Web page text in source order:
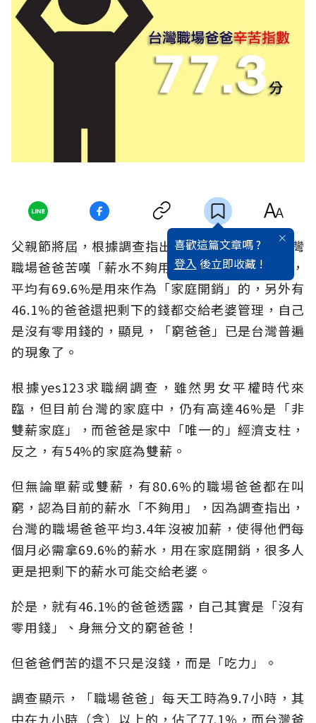
喜歡這篇文章嗎 ?
登入 後立即收藏 !
父親節將屆，根據調查指出，有高達80.6%的台灣
職場爸爸苦嘆「薪水不夠用」，尤其爸爸的薪水，
平均有69.6%是用來作為「家庭開銷」的，另外有
46.1%的爸爸還把剩下的錢都交給老婆管理，自己
是沒有零用錢的，顯見，「窮爸爸」已是台灣普遍
的現象了。
根據yes123求職網調查，雖然男女平權時代來
臨，但目前台灣的家庭中，仍有高達46%是「非
雙薪家庭」，而爸爸是家中「唯一的」經濟支柱，
反之，有54%的家庭為雙薪。
但無論單薪或雙薪，有80.6%的職場爸爸都在叫
窮，認為目前的薪水「不夠用」，因為調查指出，
台灣的職場爸爸平均3.4年沒被加薪，使得他們每
個月必需拿69.6%的薪水，用在家庭開銷，很多人
更是把剩下的薪水可能交給老婆。
於是，就有46.1%的爸爸透露，自己其實是「沒有
零用錢」、身無分文的窮爸爸！
但爸爸們苦的還不只是沒錢，而是「吃力」。
調查顯示，「職場爸爸」每天工時為9.7小時，其
中在九小時（含）以上的，佔了77.1%，而台灣爸